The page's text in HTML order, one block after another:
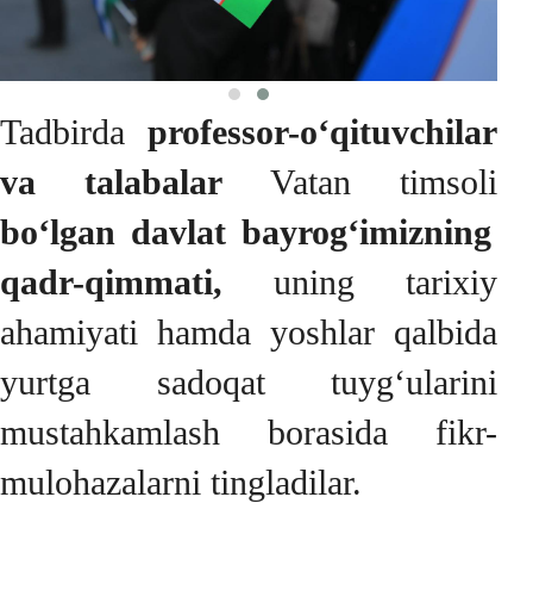
Tadbirda professor-o‘qituvchilar
va talabalar Vatan timsoli
bo‘lgan davlat bayrog‘imizning
qadr-qimmati, uning tarixiy
ahamiyati hamda yoshlar qalbida
yurtga sadoqat tuyg‘ularini
mustahkamlash borasida fikr-
mulohazalarni tingladilar.